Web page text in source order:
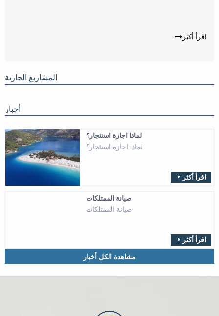
اقرأ أكثر
المشاريع الجارية
أخبار
لماذا اجازة استئجار؟
لماذا اجازة استئجار؟
+ اقرأ أكثر
صيانة الممتلكات
صيانة الممتلكات
+ اقرأ أكثر
مشاهدة الكل أخبار